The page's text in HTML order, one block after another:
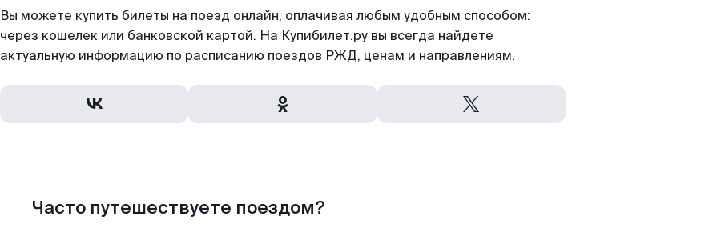
Вы можете купить билеты на поезд онлайн, оплачивая любым удобным способом:
через кошелек или банковской картой. На Купибилет.ру вы всегда найдете
актуальную информацию по расписанию поездов РЖД, ценам и направлениям.
Часто путешествуете поездом?